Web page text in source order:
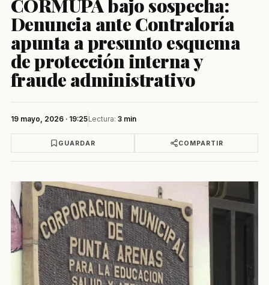
CORMUPA bajo sospecha:
Denuncia ante Contraloría
apunta a presunto esquema
de protección interna y
fraude administrativo
19 mayo, 2026 · 19:25Lectura: 3 min
GUARDAR COMPARTIR